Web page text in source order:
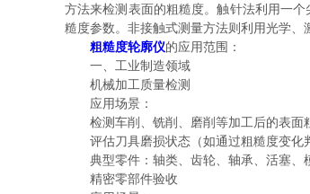
方法来检测表面的粗糙度。触针法利用一
糙度参数。非接触式测量方法则利用光学、
粗糙度轮廓仪的应用范围：
一、工业制造领域
机械加工质量检测
应用场景：
检测车削、铣削、磨削等加工后的表面
评估刀具磨损状态（如通过粗糙度变化
典型零件：轴类、齿轮、轴承、活塞、
精密零部件验收